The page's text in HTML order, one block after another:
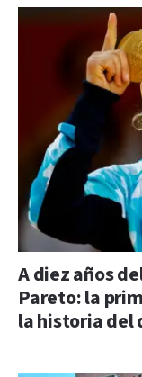
A diez años
Pareto: la
la historia del